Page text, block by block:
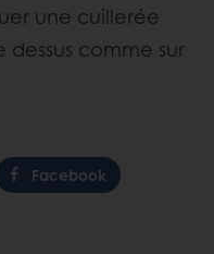
une cuillerée
comme sur
Facebook